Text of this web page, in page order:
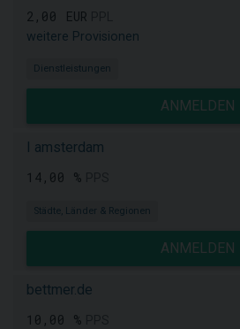
2,00 EUR
weitere Provisionen
Dienstleistungen
ANMELDEN
I amsterdam
14,00 %
Städte, Länder & Regionen
ANMELDEN
bettmer.de
10,00 %